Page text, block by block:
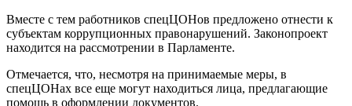
Вместе с тем работников спецЦОНов предложено отнести к
субъектам коррупционных правонарушений. Законопроект
находится на рассмотрении в Парламенте.
Отмечается, что, несмотря на принимаемые меры, в
спецЦОНах все еще могут находиться лица, предлагающие
помощь в оформлении документов.